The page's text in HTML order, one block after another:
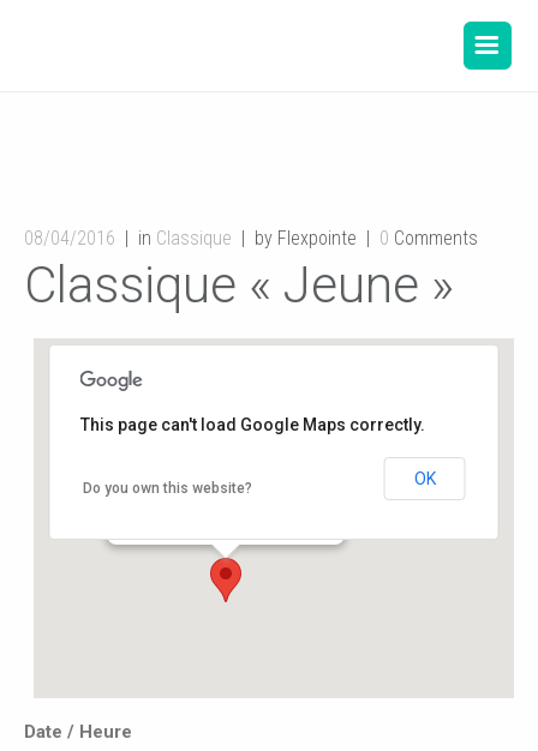
08/04/2016 in Classique by Flexpointe 0 Comments
Classique « Jeune »
Salle de danse de la Mairie
12, rue de l'hôtel de ville - Buxerolles
This page can't load Google Maps correctly.
Do you own this website?
OK
Date / Heure